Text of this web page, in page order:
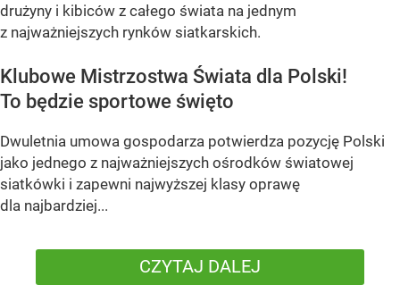
drużyny i kibiców z całego świata na jednym
z najważniejszych rynków siatkarskich.
Klubowe Mistrzostwa Świata dla Polski!
To będzie sportowe święto
Dwuletnia umowa gospodarza potwierdza pozycję Polski
jako jednego z najważniejszych ośrodków światowej
siatkówki i zapewni najwyższej klasy oprawę
dla najbardziej...
CZYTAJ DALEJ